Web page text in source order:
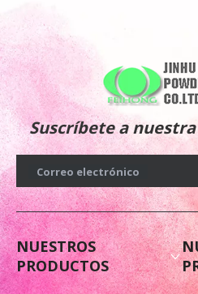
Suscríbete a
Correo electrónico
NUESTROS
PRODUCTOS